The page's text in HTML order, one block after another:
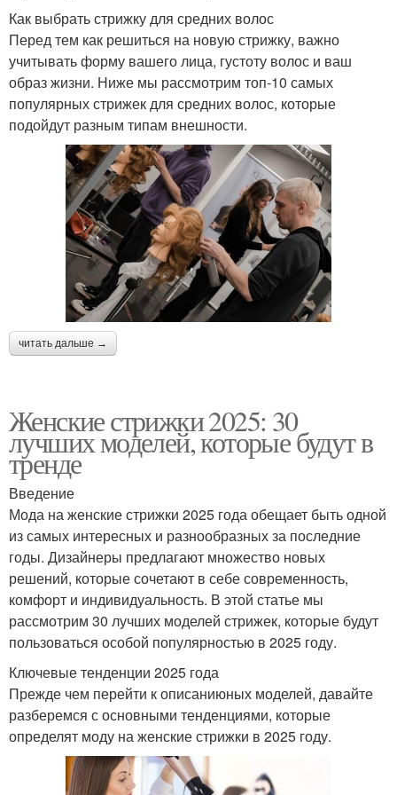
Как выбрать стрижку для средних волос
Перед тем как решиться на новую стрижку, важно
учитывать форму вашего лица, густоту волос и ваш
образ жизни. Ниже мы рассмотрим топ-10 самых
популярных стрижек для средних волос, которые
подойдут разным типам внешности.
читать дальше →
Женские стрижки 2025: 30
лучших моделей, которые будут в
тренде
Введение
Мода на женские стрижки 2025 года обещает быть одной
из самых интересных и разнообразных за последние
годы. Дизайнеры предлагают множество новых
решений, которые сочетают в себе современность,
комфорт и индивидуальность. В этой статье мы
рассмотрим 30 лучших моделей стрижек, которые будут
пользоваться особой популярностью в 2025 году.
Ключевые тенденции 2025 года
Прежде чем перейти к описаниюных моделей, давайте
разберемся с основными тенденциями, которые
определят моду на женские стрижки в 2025 году.